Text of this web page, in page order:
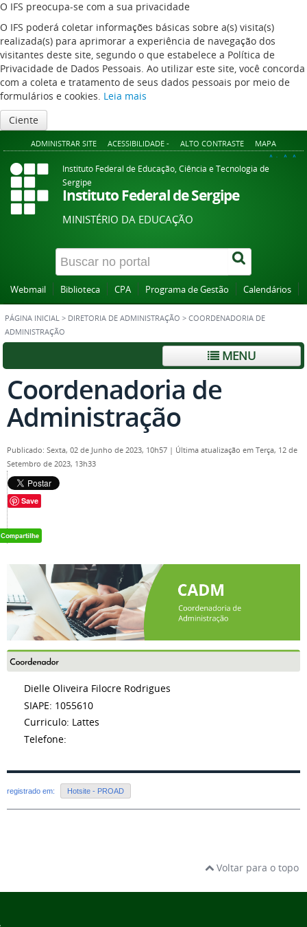
O IFS preocupa-se com a sua privacidade
O IFS poderá coletar informações básicas sobre a(s) visita(s)
realizada(s) para aprimorar a experiência de navegação dos
visitantes deste site, segundo o que estabelece a Política de
Privacidade de Dados Pessoais. Ao utilizar este site, você concorda
com a coleta e tratamento de seus dados pessoais por meio de
formulários e cookies. Leia mais
Ciente
ADMINISTRAR SITE ACESSIBILIDADE - ALTO CONTRASTE MAPA
A+ A A-
Instituto Federal de Educação, Ciência e Tecnologia de
Sergipe
Instituto Federal de Sergipe
MINISTÉRIO DA EDUCAÇÃO
Webmail Biblioteca CPA Programa de Gestão Calendários
PÁGINA INICIAL > DIRETORIA DE ADMINISTRAÇÃO > COORDENADORIA DE
ADMINISTRAÇÃO
MENU
Coordenadoria de
Administração
Publicado: Sexta, 02 de Junho de 2023, 10h57 | Última atualização em Terça, 12 de
Setembro de 2023, 13h33
Save
Dielle Oliveira Filocre Rodrigues
SIAPE: 1055610
Curriculo: Lattes
Telefone:
registrado em: Hotsite - PROAD
Voltar para o topo